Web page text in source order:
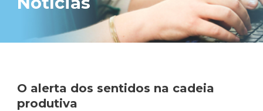
O alerta dos sentidos na cadeia
produtiva